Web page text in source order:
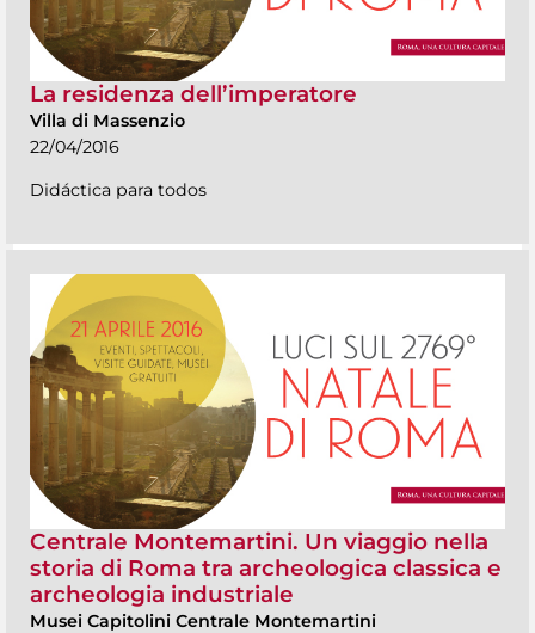
La residenza dell’imperatore
Villa di Massenzio
22/04/2016
Didáctica para todos
Centrale Montemartini. Un viaggio nella
storia di Roma tra archeologica classica e
archeologia industriale
Musei Capitolini Centrale Montemartini